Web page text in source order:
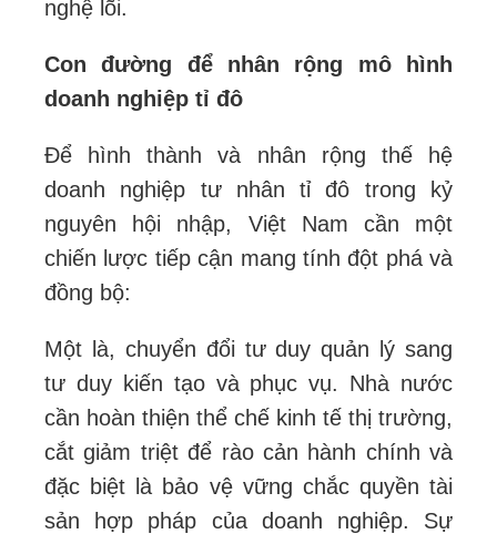
nghệ lõi.
Con đường để nhân rộng mô hình
doanh nghiệp tỉ đô
Để hình thành và nhân rộng thế hệ
doanh nghiệp tư nhân tỉ đô trong kỷ
nguyên hội nhập, Việt Nam cần một
chiến lược tiếp cận mang tính đột phá và
đồng bộ:
Một là, chuyển đổi tư duy quản lý sang
tư duy kiến tạo và phục vụ. Nhà nước
cần hoàn thiện thể chế kinh tế thị trường,
cắt giảm triệt để rào cản hành chính và
đặc biệt là bảo vệ vững chắc quyền tài
sản hợp pháp của doanh nghiệp. Sự